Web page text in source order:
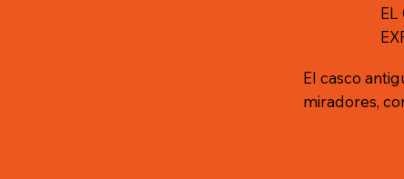
EL
El casco
miradores,